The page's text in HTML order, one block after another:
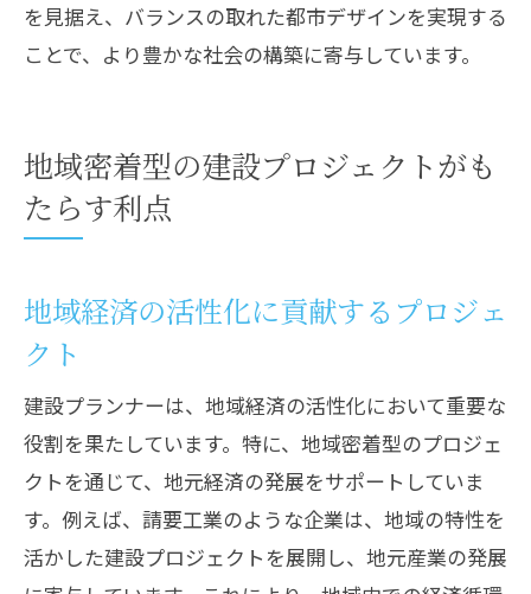
を見据え、バランスの取れた都市デザインを実現する
ことで、より豊かな社会の構築に寄与しています。
地域密着型の建設プロジェクトがも
たらす利点
地域経済の活性化に貢献するプロジェ
クト
建設プランナーは、地域経済の活性化において重要な
役割を果たしています。特に、地域密着型のプロジェ
クトを通じて、地元経済の発展をサポートしていま
す。例えば、請要工業のような企業は、地域の特性を
活かした建設プロジェクトを展開し、地元産業の発展